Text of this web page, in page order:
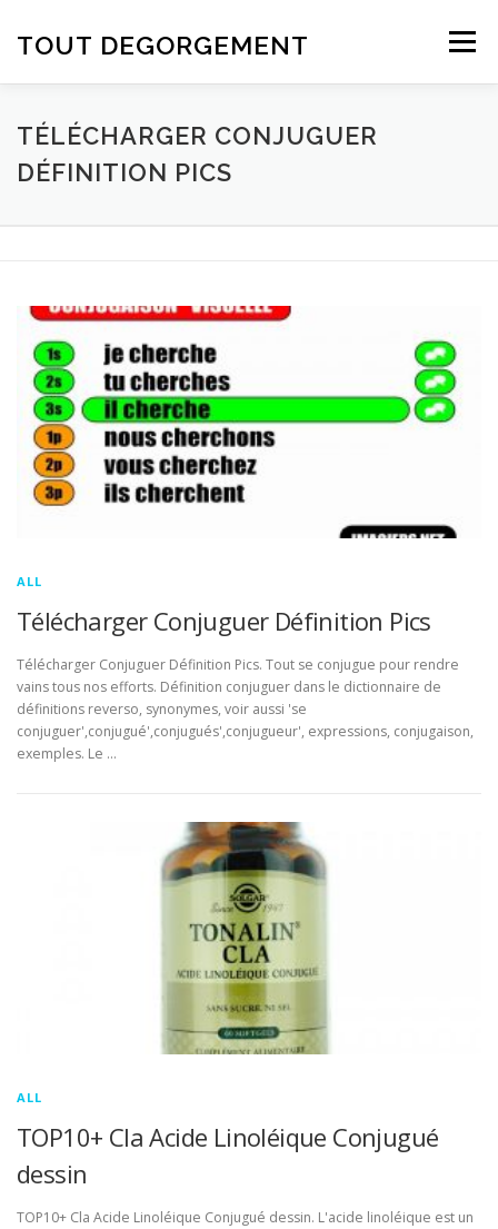
TOUT DEGORGEMENT Menu
TÉLÉCHARGER CONJUGUER
DÉFINITION PICS
ALL
Télécharger Conjuguer Définition Pics
Télécharger Conjuguer Définition Pics. Tout se conjugue pour rendre
vains tous nos efforts. Définition conjuguer dans le dictionnaire de
définitions reverso, synonymes, voir aussi 'se
conjuguer',conjugué',conjugués',conjugueur', expressions, conjugaison,
exemples. Le …
ALL
TOP10+ Cla Acide Linoléique Conjugué
dessin
TOP10+ Cla Acide Linoléique Conjugué dessin. L'acide linoléique est un